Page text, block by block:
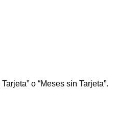
o “Meses sin Tarjeta”.